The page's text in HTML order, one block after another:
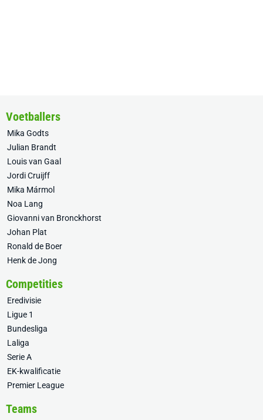
Voetballers
Mika Godts
Julian Brandt
Louis van Gaal
Jordi Cruijff
Mika Mármol
Noa Lang
Giovanni van Bronckhorst
Johan Plat
Ronald de Boer
Henk de Jong
Competities
Eredivisie
Ligue 1
Bundesliga
Laliga
Serie A
EK-kwalificatie
Premier League
Teams